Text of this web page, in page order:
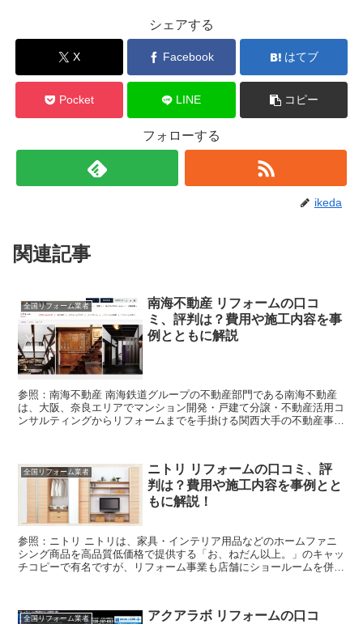
シェアする
X Facebook はてブ
Pocket LINE コピー
フォローする
ikeda
関連記事
全国リフォーム業者
南海不動産 リフォームの口コ
ミ、評判は？費用や施工内容を事
例とともに解説
参照：南海不動産 南海鉄道グループの不動産部門である南海不動産
は、大阪、奈良エリアでマンション開発・戸建て分譲・不動産活用コ
ンサルティングからリフォームまでを手掛ける関西大手の不動産事業
全国リフォーム業者
ニトリ リフォームの口コミ、評
判は？費用や施工内容を事例とと
もに解説！
参照：ニトリ ニトリは、家具・インテリア用品などのホームファニ
シング商品を高品質低価格で提供する「お、ねだん以上。」のキャッ
チコピーで有名ですが、リフォーム事業も店舗にショールームを併設
全国リフォーム業者
アクアラボ リフォームの口コ